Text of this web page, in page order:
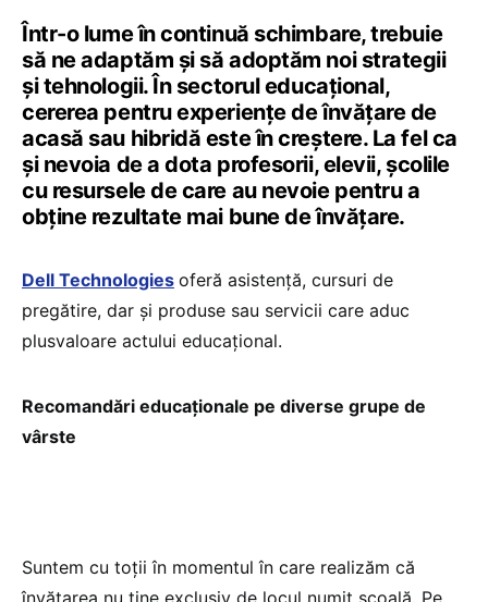
Într-o lume în continuă schimbare, trebuie
să ne adaptăm și să adoptăm noi strategii
și tehnologii. În sectorul educațional,
cererea pentru experiențe de învățare de
acasă sau hibridă este în creștere. La fel ca
și nevoia de a dota profesorii, elevii, școlile
cu resursele de care au nevoie pentru a
obține rezultate mai bune de învățare.
Dell Technologies oferă asistență, cursuri de
pregătire, dar și produse sau servicii care aduc
plusvaloare actului educațional.
Recomandări educaționale pe diverse grupe de
vârste
Suntem cu toții în momentul în care realizăm că
învățarea nu ține exclusiv de locul numit școală. Pe